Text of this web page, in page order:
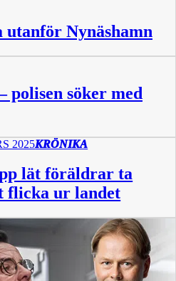
Nynäshamn
polisen söker med
2025KRÖNIKA
lät föräldrar ta
flicka ur landet